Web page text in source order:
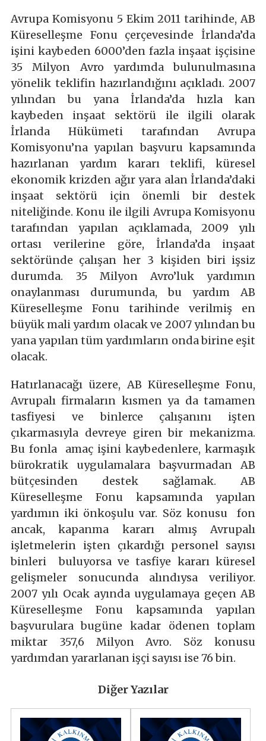
Avrupa Komisyonu 5 Ekim 2011 tarihinde, AB
Küreselleşme Fonu çerçevesinde İrlanda’da
işini kaybeden 6000’den fazla inşaat işçisine
35 Milyon Avro yardımda bulunulmasına
yönelik teklifin hazırlandığını açıkladı. 2007
yılından bu yana İrlanda’da hızla kan
kaybeden inşaat sektörü ile ilgili olarak
İrlanda Hükümeti tarafından Avrupa
Komisyonu’na yapılan başvuru kapsamında
hazırlanan yardım kararı teklifi, küresel
ekonomik krizden ağır yara alan İrlanda’daki
inşaat sektörü için önemli bir destek
niteliğinde. Konu ile ilgili Avrupa Komisyonu
tarafından yapılan açıklamada, 2009 yılı
ortası verilerine göre, İrlanda’da inşaat
sektöründe çalışan her 3 kişiden biri işsiz
durumda. 35 Milyon Avro’luk yardımın
onaylanması durumunda, bu yardım AB
Küreselleşme Fonu tarihinde verilmiş en
büyük mali yardım olacak ve 2007 yılından bu
yana yapılan tüm yardımların onda birine eşit
olacak.
Hatırlanacağı üzere, AB Küreselleşme Fonu,
Avrupalı firmaların kısmen ya da tamamen
tasfiyesi ve binlerce çalışanını işten
çıkarmasıyla devreye giren bir mekanizma.
Bu fonla amaç işini kaybedenlere, karmaşık
bürokratik uygulamalara başvurmadan AB
bütçesinden destek sağlamak. AB
Küreselleşme Fonu kapsamında yapılan
yardımın iki önkoşulu var. Söz konusu fon
ancak, kapanma kararı almış Avrupalı
işletmelerin işten çıkardığı personel sayısı
binleri buluyorsa ve tasfiye kararı küresel
gelişmeler sonucunda alındıysa veriliyor.
2007 yılı Ocak ayında uygulamaya geçen AB
Küreselleşme Fonu kapsamında yapılan
başvurulara bugüne kadar ödenen toplam
miktar 357,6 Milyon Avro. Söz konusu
yardımdan yararlanan işçi sayısı ise 76 bin.
Diğer Yazılar